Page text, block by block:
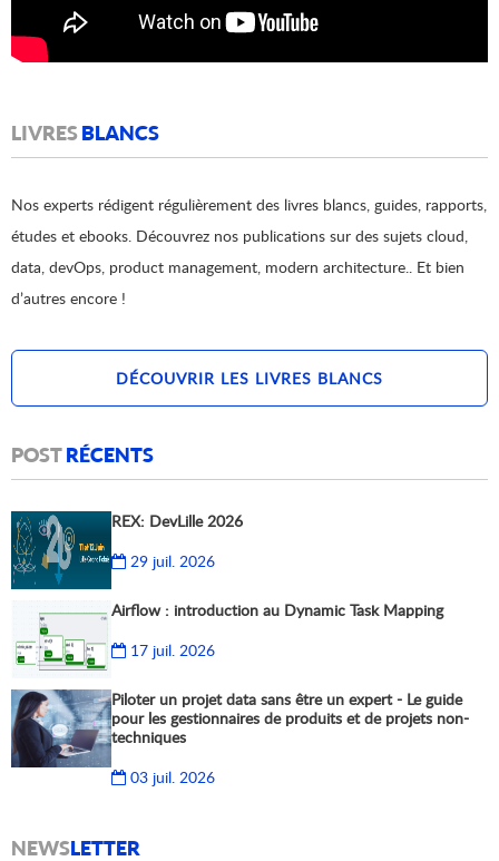
LIVRESBLANCS
Nos experts rédigent régulièrement des livres blancs, guides, rapports,
études et ebooks. Découvrez nos publications sur des sujets cloud,
data, devOps, product management, modern architecture.. Et bien
d’autres encore !
DÉCOUVRIR LES LIVRES BLANCS
POSTRÉCENTS
REX: DevLille 2026
29 juil. 2026
Airflow : introduction au Dynamic Task Mapping
17 juil. 2026
Piloter un projet data sans être un expert - Le guide
pour les gestionnaires de produits et de projets non-
techniques
03 juil. 2026
NEWSLETTER